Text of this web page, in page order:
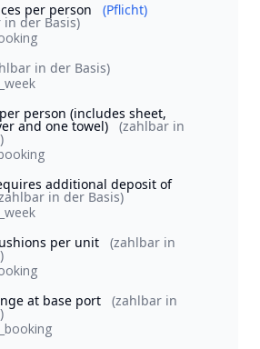
per person
(Pflicht)
in der Basis)
in der Basis)
person (includes sheet,
and one towel) (zahlbar in
additional deposit of
in der Basis)
per unit
(zahlbar in
at base port
(zahlbar in